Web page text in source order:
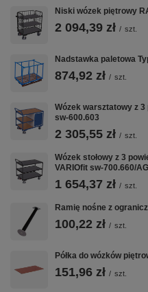
Nadstawki PaletoweNiski wózek piętrowy
2 094,39 zł / szt.
Nadstawka paletowa
874,92 zł / szt.
Wózek warsztatowy z
sw-600.603
2 305,55 zł / szt.
Wózek stołowy z 3
VARIOfit sw-700.660/AG
1 654,37 zł / szt.
Ramię nośne z
100,22 zł / szt.
Półka do wózków
151,96 zł / szt.